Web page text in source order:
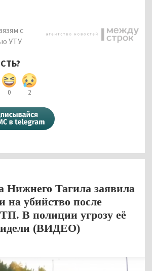
с
УТУ
0 2
Нижнего Тагила заявила
на убийство после
В полиции угрозу её
(ВИДЕО)